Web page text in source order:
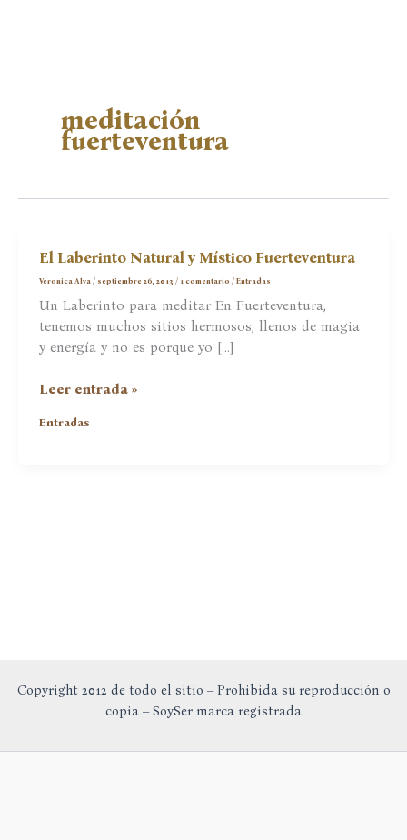
meditación
fuerteventura
El Laberinto Natural y Místico Fuerteventura
Veronica Alva/ septiembre 26, 2013/ 1 comentario /Entradas
Un Laberinto para meditar En Fuerteventura,
tenemos muchos sitios hermosos, llenos de magia
y energía y no es porque yo […]
El
Natural
Leer entrada »
Entradas
Copyright 2012 de todo el sitio – Prohibida su reproducción o
copia – SoySer marca registrada